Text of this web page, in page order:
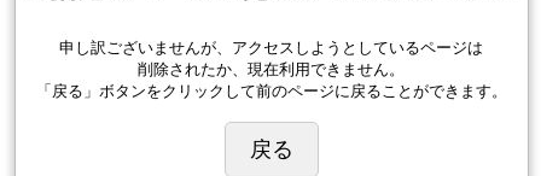
申し訳ございませんが、アクセスしようとしているページは
削除されたか、現在利用できません。
「戻る」ボタンをクリックして前のページに戻ることができます。
戻る